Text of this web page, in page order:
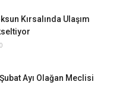
Kırsalında Ulaşım
0
Ayı Olağan Meclisi